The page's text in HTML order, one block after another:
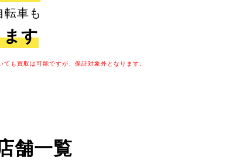
車も
す
も買取は可能ですが、保証対象外となります。
舗一覧